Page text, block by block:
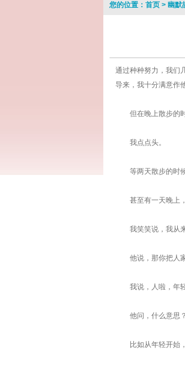
您的位置： 首页 > 幽默
通过种种努力，我们
导来，我十分满意作
但在晚上散步的时
我点点头。
等两天散步的时候
甚至有一天晚上，
我笑笑说，我从来
他说，那你把人家
我说，人啦，年轻
他问，什么意思？
比如从年轻开始，